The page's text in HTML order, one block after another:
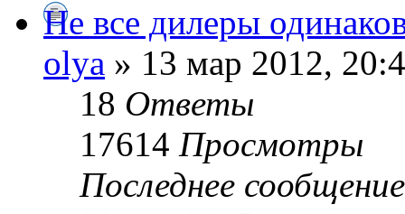
Не все дилеры
olya » 13 мар 2012,
18 Ответы
17614 Просмотры
Последнее